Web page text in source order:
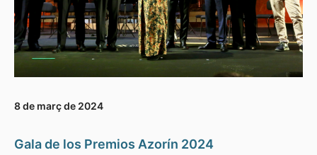
8 de març de 2024
Gala de los Premios Azorín 2024